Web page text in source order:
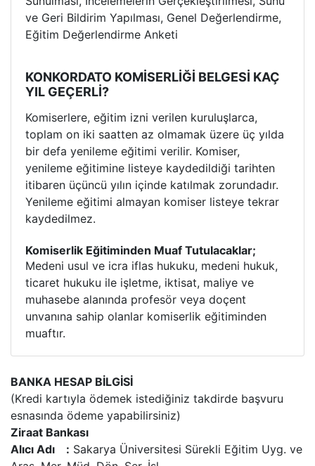
ve Geri Bildirim Yapılması, Genel Değerlendirme,
Eğitim Değerlendirme Anketi
KONKORDATO KOMİSERLİĞİ BELGESİ KAÇ
YIL GEÇERLİ?
Komiserlere, eğitim izni verilen kuruluşlarca,
toplam on iki saatten az olmamak üzere üç yılda
bir defa yenileme eğitimi verilir. Komiser,
yenileme eğitimine listeye kaydedildiği tarihten
itibaren üçüncü yılın içinde katılmak zorundadır.
Yenileme eğitimi almayan komiser listeye tekrar
kaydedilmez.
Komiserlik Eğitiminden Muaf Tutulacaklar;
Medeni usul ve icra iflas hukuku, medeni hukuk,
ticaret hukuku ile işletme, iktisat, maliye ve
muhasebe alanında profesör veya doçent
unvanına sahip olanlar komiserlik eğitiminden
muaftır.
BANKA HESAP BİLGİSİ
(Kredi kartıyla ödemek istediğiniz takdirde başvuru
esnasında ödeme yapabilirsiniz)
Ziraat Bankası
Alıcı Adı : Sakarya Üniversitesi Sürekli Eğitim Uyg. ve